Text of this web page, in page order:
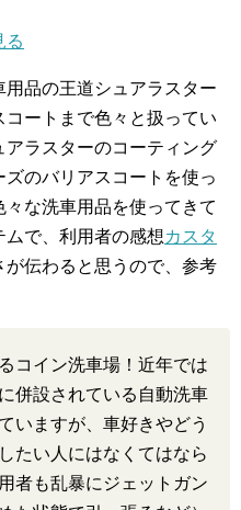
る
品の王道シュアラスター
ートまで色々と扱ってい
ラスターのコーティング
のバリアスコートを使っ
な洗車用品を使ってきて
で、利用者の感想カスタ
が伝わると思うので、参考
コイン洗車場！近年では
併設されている自動洗車
いますが、車好きやどう
たい人にはなくてはなら
者も乱暴にジェットガン